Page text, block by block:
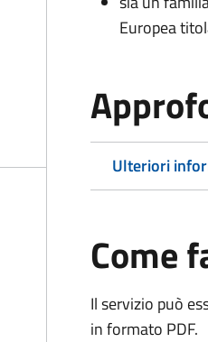
Europea
Ulteriori
Come
Il servizio può
in formato PDF.